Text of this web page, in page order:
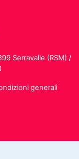
Serravalle (RSM) /
generali